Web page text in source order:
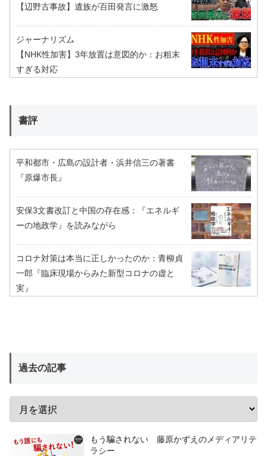
【辺野古事故】遺族が百田発言に激怒
ジャーナリズム
【NHK性加害】3年放置は意図的か：お粗末
すぎる対応
書評
平和都市・広島の設計者・浜井信三の著書
『原爆市長』
安保3文書改訂と中国の存在感：『エネルギ
ーの地政学』を読みながら
コロナ対策は本当に正しかったのか：青柳貞
一郎『臨床現場からみた新型コロナの虚と
実』
過去の記事
もう騙されない 藤原かずえのメディアリテ
ラシー